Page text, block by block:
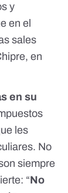
y
en el
sales
en
en su
les
No
siempre
“No